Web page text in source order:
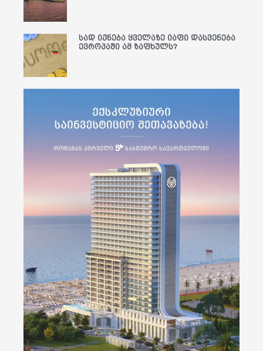
სად იქნება ყველაზე იაფი დასვენება
ევროპაში ამ ზაფხულს?